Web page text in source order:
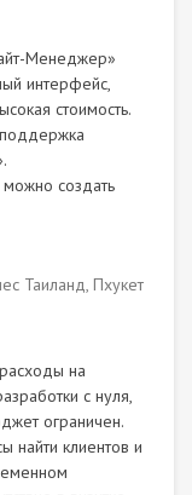
Менеджер»
интерфейс,
стоимость.
создать
Таиланд, Пхукет
на
с нуля,
ограничен.
найти клиентов и